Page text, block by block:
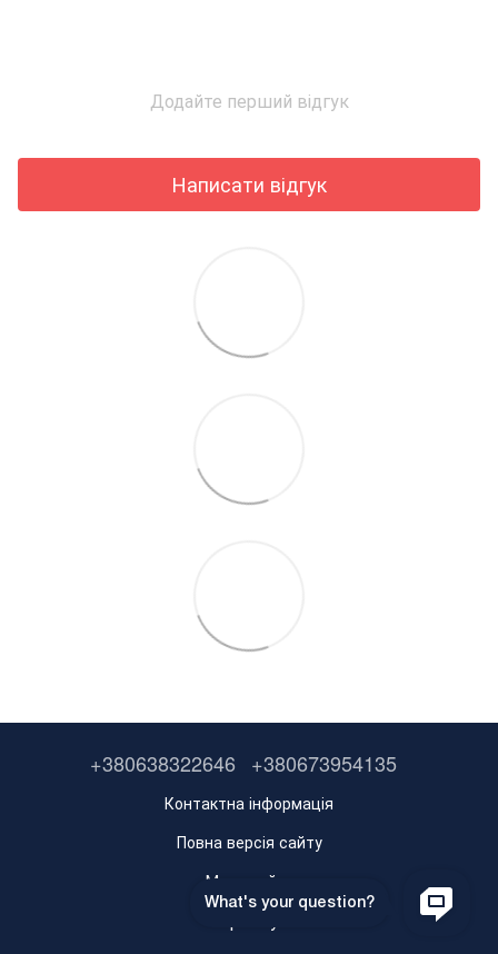
Додайте перший відгук
Написати відгук
+380638322646 +380673954135
Контактна інформація
Повна версія сайту
Мапа сайту